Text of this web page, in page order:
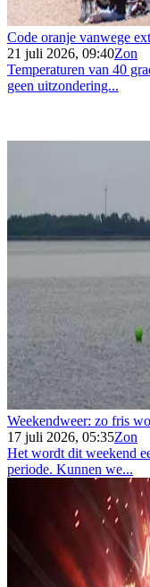
Code oranje vanwege
21 juli 2026, 09:40Zon
Temperaturen van 40
geen uitzondering...
Weekendweer: zo fris
17 juli 2026, 05:35Zon
Het wordt dit weekend
periode. Kunnen we...